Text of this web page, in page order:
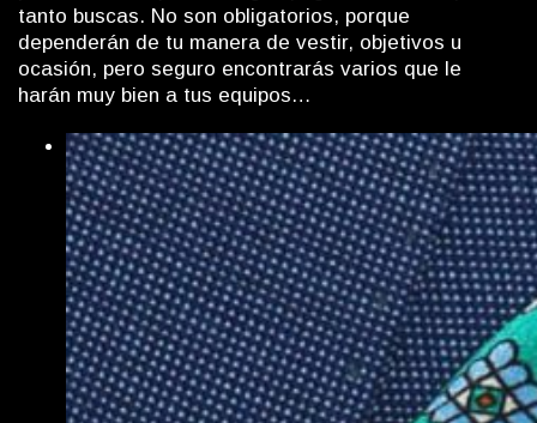
tanto buscas. No son obligatorios, porque
dependerán de tu manera de vestir, objetivos u
ocasión, pero seguro encontrarás varios que le
harán muy bien a tus equipos…